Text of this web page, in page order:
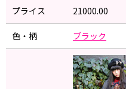
プライス 21000.00
色・柄 ブラック